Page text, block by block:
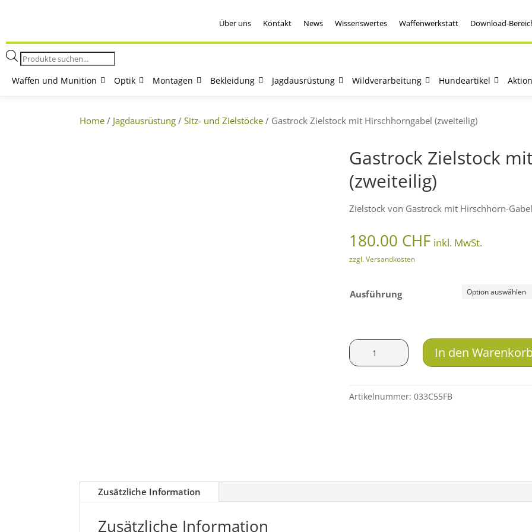
Über uns Kontakt News Wissenswertes Waffenwerkstatt Download-
Products
Waffen und Munition Optik Montagen Bekleidung Jagdausrüstung Wildverarbeitung Hundeartikel
Home / Jagdausrüstung /Sitz- und Zielstöcke / Gastrock Zielstock mit Hirschhorngabel (zweiteilig)
Gastrock Zielstock
(zweiteilig)
Zielstock von Gastrock mit Hirschhorn-
180.00 CHF inkl. MwSt.
zzgl. Versandkosten
Ausführung
Gastrock
Zielstock
Hirschhorngabel
In den
Artikelnummer:033C55FB
Zusätzliche Information
Zusätzliche Information